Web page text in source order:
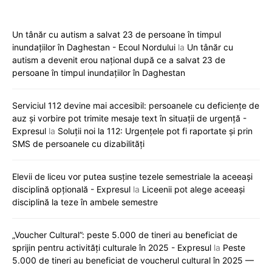
Un tânăr cu autism a salvat 23 de persoane în timpul
inundațiilor în Daghestan - Ecoul Nordului la Un tânăr cu
autism a devenit erou național după ce a salvat 23 de
persoane în timpul inundațiilor în Daghestan
Serviciul 112 devine mai accesibil: persoanele cu deficiențe de
auz și vorbire pot trimite mesaje text în situații de urgență -
Expresul la Soluții noi la 112: Urgențele pot fi raportate și prin
SMS de persoanele cu dizabilități
Elevii de liceu vor putea susține tezele semestriale la aceeași
disciplină opțională - Expresul la Liceenii pot alege aceeași
disciplină la teze în ambele semestre
„Voucher Cultural”: peste 5.000 de tineri au beneficiat de
sprijin pentru activități culturale în 2025 - Expresul la Peste
5.000 de tineri au beneficiat de voucherul cultural în 2025 —